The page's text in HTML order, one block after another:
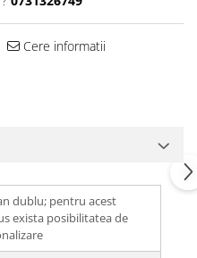
Cere informatii
dublu; pentru acest
exista posibilitatea de